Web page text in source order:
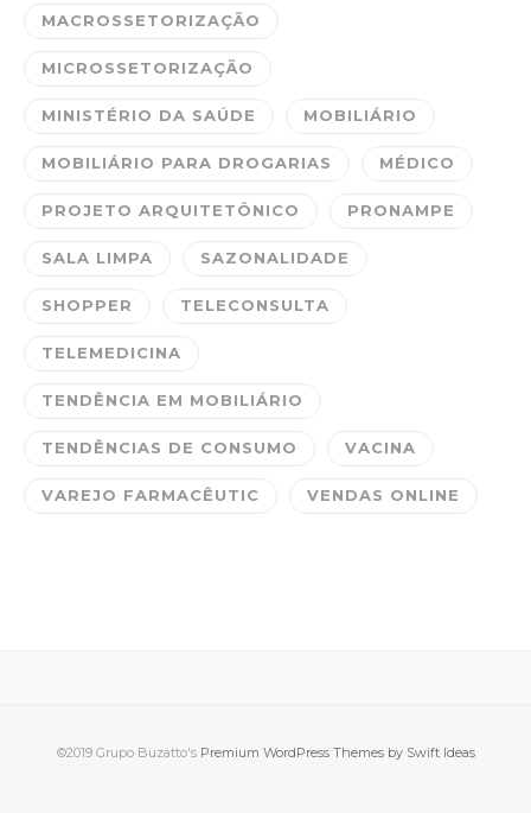
MACROSSETORIZAÇÃO
MICROSSETORIZAÇÃO
MINISTÉRIO DA SAÚDE MOBILIÁRIO
MOBILIÁRIO PARA DROGARIAS MÉDICO
PROJETO ARQUITETÔNICO PRONAMPE
SALA LIMPA SAZONALIDADE
SHOPPER TELECONSULTA
TELEMEDICINA
TENDÊNCIA EM MOBILIÁRIO
TENDÊNCIAS DE CONSUMO VACINA
VAREJO FARMACÊUTIC VENDAS ONLINE
©2019 Grupo Buzatto's Premium WordPress Themes by Swift Ideas